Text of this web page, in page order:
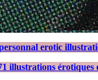
erotic
illustrations érotiques